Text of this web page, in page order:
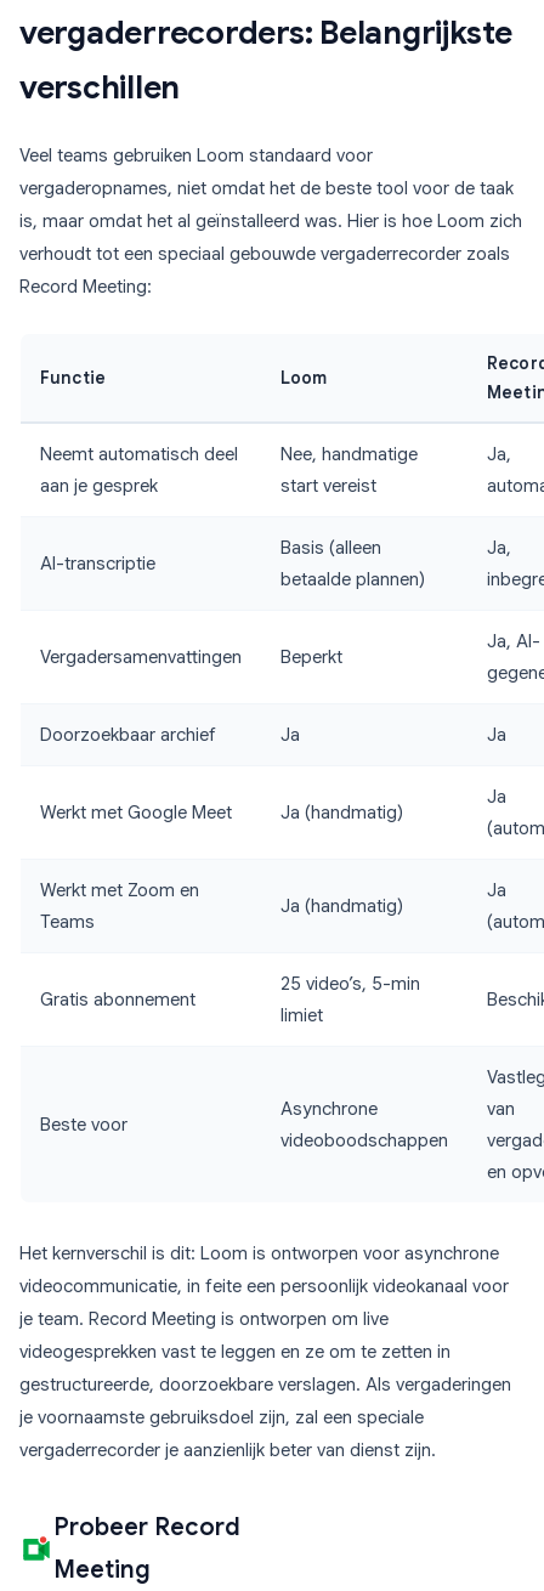
vergaderrecorders: Belangrijkste
verschillen
Veel teams gebruiken Loom standaard voor
vergaderopnames, niet omdat het de beste tool voor de taak
is, maar omdat het al geïnstalleerd was. Hier is hoe Loom zich
verhoudt tot een speciaal gebouwde vergaderrecorder zoals
Record Meeting:
Functie Loom
Neemt automatisch deel
aan je gesprek
Nee, handmatige
start vereist
Ja,
AI-transcriptie
Basis (alleen
betaalde plannen)
Ja,
Vergadersamenvattingen Beperkt
Ja, AI-
Doorzoekbaar archief Ja Ja
Werkt met Google Meet Ja (handmatig)
Ja
Werkt met Zoom en
Teams
Ja (handmatig)
Ja
Gratis abonnement
25 video’s, 5-min
limiet
Beste voor
Asynchrone
videoboodschappen
van
en
Het kernverschil is dit: Loom is ontworpen voor asynchrone
videocommunicatie, in feite een persoonlijk videokanaal voor
je team. Record Meeting is ontworpen om live
videogesprekken vast te leggen en ze om te zetten in
gestructureerde, doorzoekbare verslagen. Als vergaderingen
je voornaamste gebruiksdoel zijn, zal een speciale
vergaderrecorder je aanzienlijk beter van dienst zijn.
Probeer Record
Meeting